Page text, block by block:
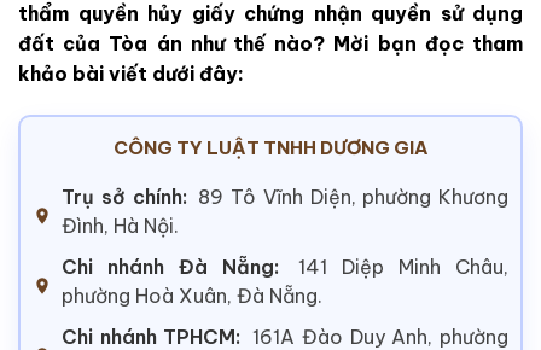
thẩm quyền hủy giấy chứng nhận quyền sử dụng
đất của Tòa án như thế nào? Mời bạn đọc tham
khảo bài viết dưới đây:
CÔNG TY LUẬT TNHH DƯƠNG GIA
Trụ sở chính: 89 Tô Vĩnh Diện, phường Khương
Đình, Hà Nội.
Chi nhánh Đà Nẵng:
141 Diệp Minh Châu,
phường Hoà Xuân, Đà Nẵng.
Chi nhánh TPHCM: 161A Đào Duy Anh, phường